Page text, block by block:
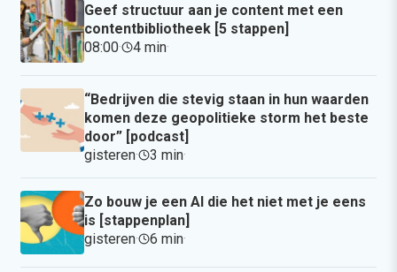
Geef structuur aan je content met een
contentbibliotheek [5 stappen]
08:00· 4 min·
“Bedrijven die stevig staan in hun waarden
komen deze geopolitieke storm het beste
door” [podcast]
gisteren· 3 min·
Zo bouw je een AI die het niet met je eens
is [stappenplan]
gisteren· 6 min·